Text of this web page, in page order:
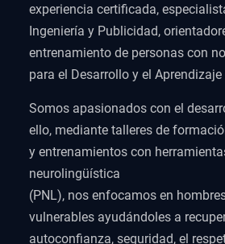
experiencia certificada,
Ingeniería y Publicidad,
entrenamiento de personas con
para el Desarrollo y el
Somos apasionados con el
ello, mediante talleres de
y entrenamientos con
neurolingüística
(PNL), nos enfocamos en
vulnerables ayudándoles a
autoconfianza, seguridad, el